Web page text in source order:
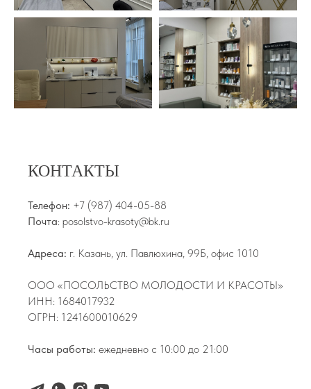
КОНТАКТЫ
Телефон: +7 (987) 404-05-88
Почта: posolstvo-krasoty@bk.ru
Адреса: г. Казань, ул. Павлюхина, 99Б, офис 1010
ООО «ПОСОЛЬСТВО МОЛОДОСТИ И КРАСОТЫ»
ИНН: 1684017932
ОГРН: 1241600010629
Часы работы: ежедневно с 10:00 до 21:00